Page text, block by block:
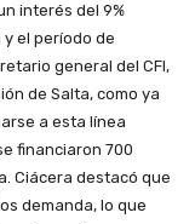
interés del 9%
el período de
general del CFI,
de Salta, como ya
a esta línea
financiaron 700
Ciácera destacó que
demanda, lo que